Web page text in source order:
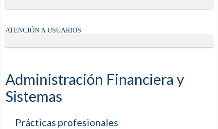
ATENCIÓN A USUARIOS
Administración Financiera y
Sistemas
Prácticas profesionales